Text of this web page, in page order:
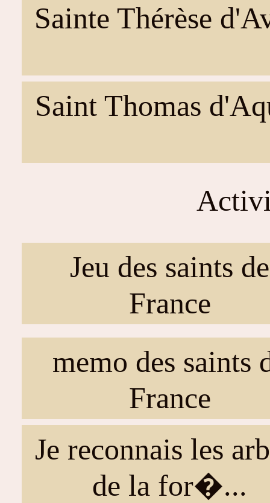
Sainte Thérèse
Saint Thomas
Jeu des saints de
France
memo des saints
France
Je reconnais les
de la for�...